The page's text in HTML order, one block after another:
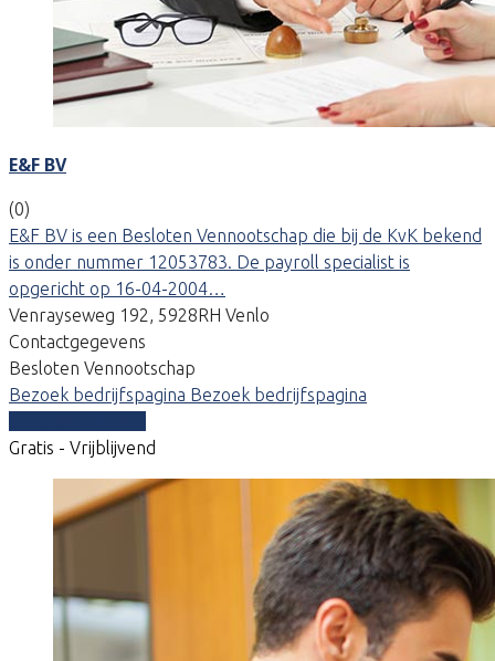
E&F BV
(0)
E&F BV is een Besloten Vennootschap die bij de KvK bekend
is onder nummer 12053783. De payroll specialist is
opgericht op 16-04-2004…
Venrayseweg 192, 5928RH Venlo
Contactgegevens
Besloten Vennootschap
Bezoek bedrijfspagina Bezoek bedrijfspagina
Gratis - Vrijblijvend